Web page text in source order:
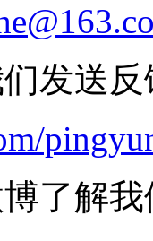
发送
了解